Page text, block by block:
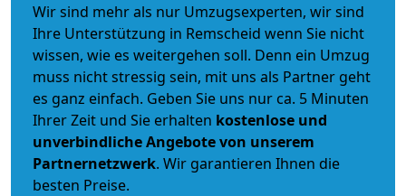
Wir sind mehr als nur Umzugsexperten, wir sind
Ihre Unterstützung in Remscheid wenn Sie nicht
wissen, wie es weitergehen soll. Denn ein Umzug
muss nicht stressig sein, mit uns als Partner geht
es ganz einfach. Geben Sie uns nur ca. 5 Minuten
Ihrer Zeit und Sie erhalten kostenlose und
unverbindlicheAngebote von unserem
Partnernetzwerk. Wir garantieren Ihnen die
besten Preise.